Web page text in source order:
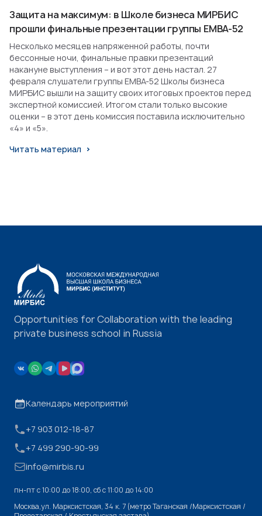
Защита на максимум: в Школе бизнеса МИРБИС
прошли финальные презентации группы EMBA-52
Несколько месяцев напряженной работы, почти
бессонные ночи, финальные правки презентаций
накануне выступления – и вот этот день настал. 27
февраля слушатели группы EMBA-52 Школы бизнеса
МИРБИС вышли на защиту своих итоговых проектов перед
экспертной комиссией. Итогом стали только высокие
оценки – в этот день комиссия поставила исключительно
«4» и «5».
Читать материал
Opportunities for Collaboration with the leading
private business school in Russia
Календарь мероприятий
+7 903 012-18-87
+7 499 290-90-99
info@mirbis.ru
пн-пт с 10:00 до 18:00, cб с 11:00 до 14:00
Москва,ул. Марксистская, 34 к. 7 (метро Таганская /Марксистская /